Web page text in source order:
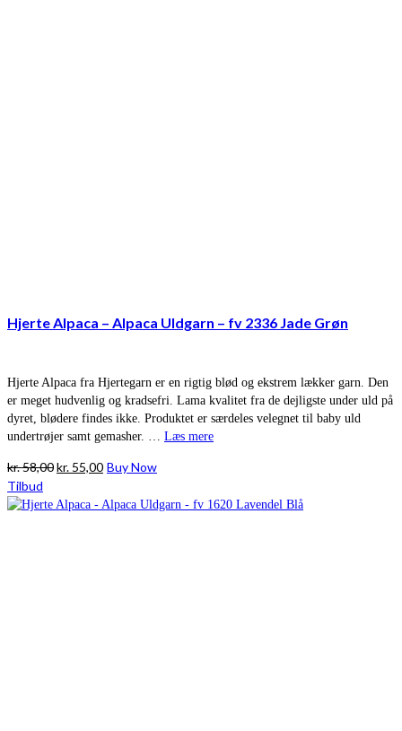
Hjerte Alpaca – Alpaca Uldgarn – fv 2336 Jade Grøn
Hjerte Alpaca fra Hjertegarn er en rigtig blød og ekstrem lækker garn. Den
er meget hudvenlig og kradsefri. Lama kvalitet fra de dejligste under uld på
dyret, blødere findes ikke. Produktet er særdeles velegnet til baby uld
undertrøjer samt gemasher. … Læs mere
kr.58,00Den
pris
kr. 55,00Den
pris
Buy Now
Tilbud